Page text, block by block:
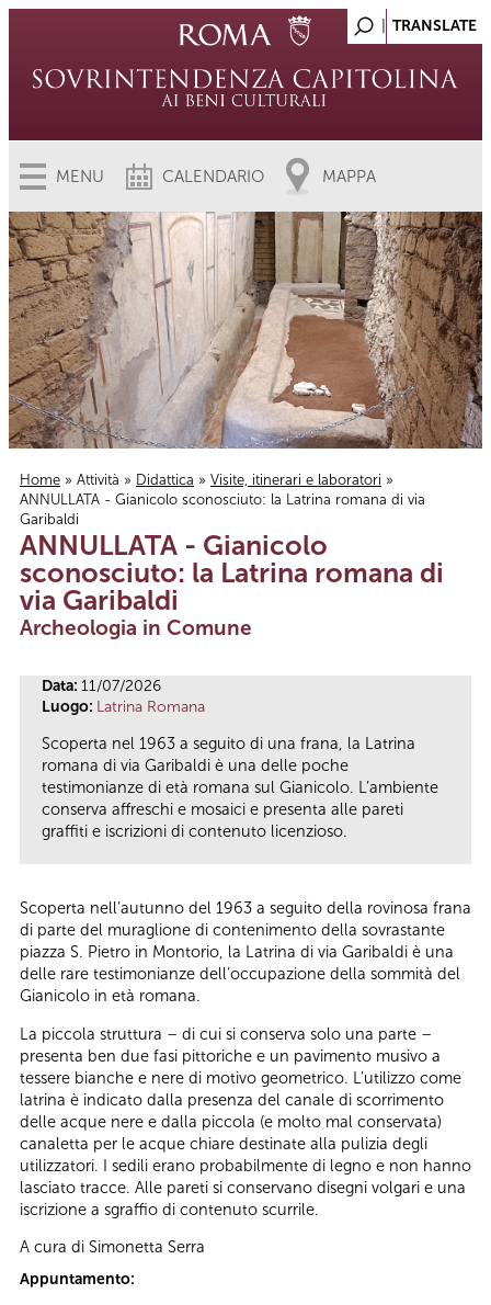
MENU CALENDARIO MAPPA
Tu sei qui
Home » Attività » Didattica » Visite, itinerari e laboratori »
ANNULLATA - Gianicolo sconosciuto: la Latrina romana di via
Garibaldi
ANNULLATA - Gianicolo
sconosciuto: la Latrina romana di
via Garibaldi
Archeologia in Comune
Data: 11/07/2026
Luogo: Latrina Romana
Scoperta nel 1963 a seguito di una frana, la Latrina
romana di via Garibaldi è una delle poche
testimonianze di età romana sul Gianicolo. L’ambiente
conserva affreschi e mosaici e presenta alle pareti
graffiti e iscrizioni di contenuto licenzioso.
Scoperta nell’autunno del 1963 a seguito della rovinosa frana
di parte del muraglione di contenimento della sovrastante
piazza S. Pietro in Montorio, la Latrina di via Garibaldi è una
delle rare testimonianze dell’occupazione della sommità del
Gianicolo in età romana.
La piccola struttura – di cui si conserva solo una parte –
presenta ben due fasi pittoriche e un pavimento musivo a
tessere bianche e nere di motivo geometrico. L’utilizzo come
latrina è indicato dalla presenza del canale di scorrimento
delle acque nere e dalla piccola (e molto mal conservata)
canaletta per le acque chiare destinate alla pulizia degli
utilizzatori. I sedili erano probabilmente di legno e non hanno
lasciato tracce. Alle pareti si conservano disegni volgari e una
iscrizione a sgraffio di contenuto scurrile.
A cura di Simonetta Serra
Appuntamento: